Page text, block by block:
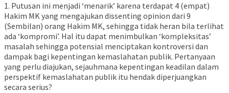
1. Putusan ini menjadi ‘menarik’ karena terdapat 4 (empat)
Hakim MK yang mengajukan dissenting opinion dari 9
(Sembilan) orang Hakim MK, sehingga tidak heran bila terlihat
ada ‘kompromi’. Hal itu dapat menimbulkan ‘kompleksitas’
masalah sehingga potensial menciptakan kontroversi dan
dampak bagi kepentingan kemaslahatan publik. Pertanyaan
yang perlu diajukan, sejauhmana kepentingan keadilan dalam
perspektif kemaslahatan publik itu hendak diperjuangkan
secara serius?